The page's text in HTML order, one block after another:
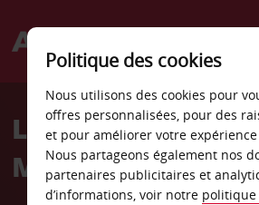
Welcome
AvisLocation de
Politique des cookies
Nous utilisons des cookies pour
offres personnalisées, pour des
et pour améliorer votre
Nous partageons également nos
partenaires publicitaires et
d’informations, voir notre politique